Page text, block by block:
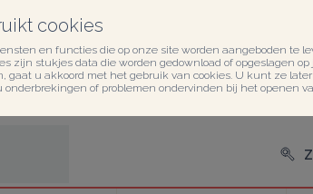
cookies
en functies die op onze site worden aangeboden te
zijn stukjes data die worden gedownload of opgeslagen
gaat u akkoord met het gebruik van cookies. U kunt ze
of problemen ondervinden bij het openen